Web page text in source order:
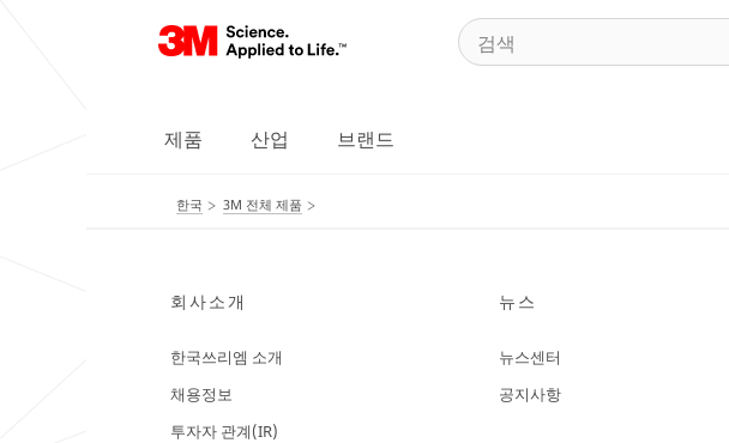
제품 산업 브랜드
한국 3M 전체 제품
회사소개
한국쓰리엠 소개
채용정보
투자자 관계(IR)
뉴스
뉴스센터
공지사항